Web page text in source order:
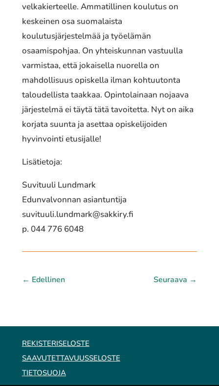
velkakierteelle. Ammatillinen koulutus on
keskeinen osa suomalaista
koulutusjärjestelmää ja työelämän
osaamispohjaa. On yhteiskunnan vastuulla
varmistaa, että jokaisella nuorella on
mahdollisuus opiskella ilman kohtuutonta
taloudellista taakkaa. Opintolainaan nojaava
järjestelmä ei täytä tätä tavoitetta. Nyt on aika
korjata suunta ja asettaa opiskelijoiden
hyvinvointi etusijalle!
Lisätietoja:
Suvituuli Lundmark
Edunvalvonnan asiantuntija
suvituuli.lundmark@sakkiry.fi
p. 044 776 6048
← Edellinen Seuraava →
REKISTERISELOSTE
SAAVUTETTAVUUSSELOSTE
TIETOSUOJA